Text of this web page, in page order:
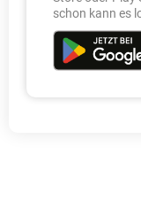
schon kann es